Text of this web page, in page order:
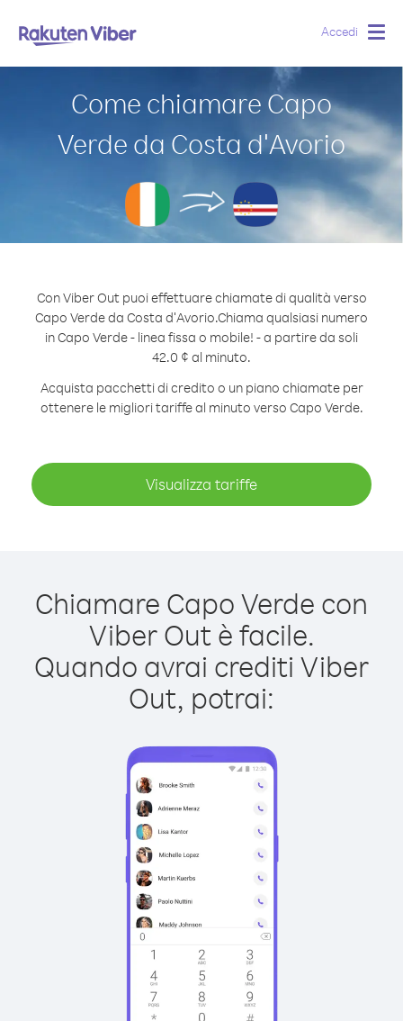
Accedi
Come chiamare Capo
Verde da Costa d′Avorio
Con Viber Out puoi effettuare chiamate di qualità verso
Capo Verde da Costa d′Avorio.Chiama qualsiasi numero
in Capo Verde - linea fissa o mobile! - a partire da soli
42.0 ¢ al minuto.
Acquista pacchetti di credito o un piano chiamate per
ottenere le migliori tariffe al minuto verso Capo Verde.
Visualizza tariffe
Chiamare Capo Verde con
Viber Out è facile.
Quando avrai crediti Viber
Out, potrai: